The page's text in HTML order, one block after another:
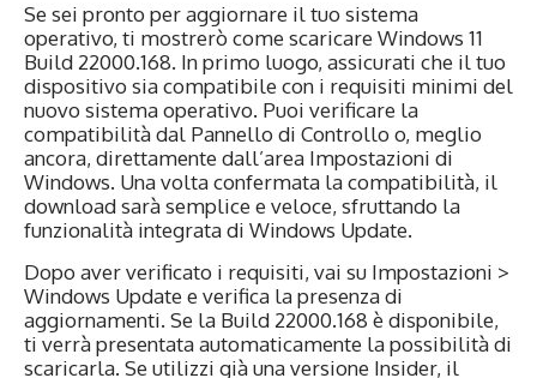
Se sei pronto per aggiornare il tuo sistema
operativo, ti mostrerò come scaricare Windows 11
Build 22000.168. In primo luogo, assicurati che il tuo
dispositivo sia compatibile con i requisiti minimi del
nuovo sistema operativo. Puoi verificare la
compatibilità dal Pannello di Controllo o, meglio
ancora, direttamente dall’area Impostazioni di
Windows. Una volta confermata la compatibilità, il
download sarà semplice e veloce, sfruttando la
funzionalità integrata di Windows Update.
Dopo aver verificato i requisiti, vai su Impostazioni >
Windows Update e verifica la presenza di
aggiornamenti. Se la Build 22000.168 è disponibile,
ti verrà presentata automaticamente la possibilità di
scaricarla. Se utilizzi già una versione Insider, il